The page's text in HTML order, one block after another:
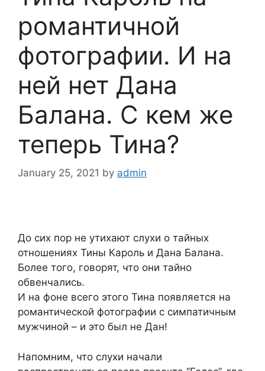
романтичной
фотографии. И на
ней нет Дана
Балана. С кем же
теперь Тина?
January 25, 2021 by admin
До сих пор не утихают слухи о тайных
отношениях Тины Кароль и Дана Балана.
Более того, говорят, что они тайно
обвенчались.
И на фоне всего этого Тина появляется на
романтической фотографии с симпатичным
мужчиной – и это был не Дан!
Напомним, что слухи начали